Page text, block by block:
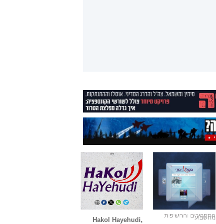
Hakol Hayehudi,
התחקירים והחשיפות
מהשבוע